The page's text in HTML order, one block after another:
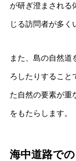
が研ぎ澄まされる
じる訪問者が多く
また、島の自然道
ろしたりすること
た自然の要素が重
をもたらします。
海中道路で